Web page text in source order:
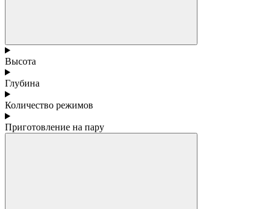
Высота
Глубина
Количество режимов
Приготовление на пару